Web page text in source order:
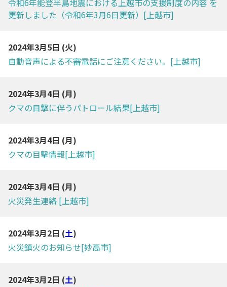
令和6年能登半島地震における上越市の支援制度の内容 を
更新しました（令和6年3月6日更新）[上越市]
2024年3月5日 (火)
自動音声による不審電話にご注意ください。[上越市]
2024年3月4日 (月)
クマの目撃に伴うパトロール結果[上越市]
2024年3月4日 (月)
クマの目撃情報[上越市]
2024年3月4日 (月)
火災発生連絡 [上越市]
2024年3月2日 (土)
火災鎮火のお知らせ[妙高市]
2024年3月2日 (土)